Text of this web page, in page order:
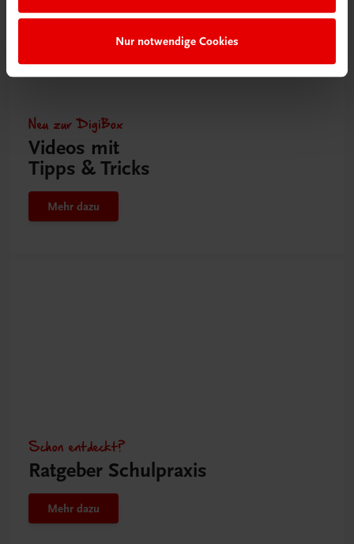
Nur notwendige Cookies
Neu zur DigiBox
Videos mit
Tipps & Tricks
Mehr dazu
Schon entdeckt?
Ratgeber Schulpraxis
Mehr dazu